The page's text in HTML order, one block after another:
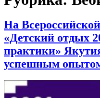
На
«Детский отдых
практики»
успешным